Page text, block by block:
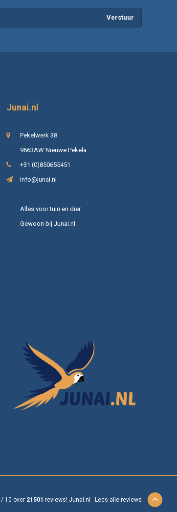
Verstuur
Junai.nl
Pekelwerk 38
9663AW Nieuwe Pekela
+31 (0)850655451
info@junai.nl
Alles voor tuin en dier
Gewoon bij Junai.nl
/ 10 over 21501 reviews! Junai.nl - Lees alle reviews